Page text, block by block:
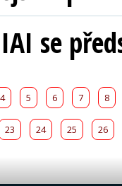
IAI se
4 5 6 7 8
23 24 25 26